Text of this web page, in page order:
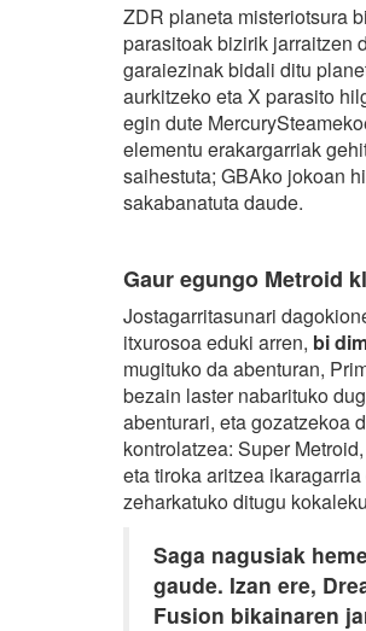
ZDR planeta misteriotsura
parasitoak bizirik jarraitzen
garaiezinak bidali ditu
aurkitzeko eta X parasito
egin dute
elementu erakargarriak
saihestuta; GBAko jokoan
sakabanatuta daude.
Gaur egungo Metroid
Jostagarritasunari
itxurosoa eduki arren, bi
mugituko da abenturan,
bezain laster nabarituko
abenturari, eta gozatzekoa
kontrolatzea: Super
eta tiroka aritzea ikaragarria
zeharkatuko ditugu
Saga nagusiak
gaude. Izan ere,
Fusion bikainaren